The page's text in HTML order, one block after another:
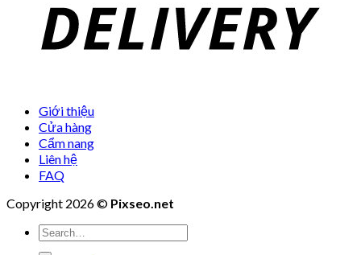
Giới thiệu
Cửa hàng
Cẩm nang
Liên hệ
FAQ
Copyright 2026 © Pixseo.net
Search
for: